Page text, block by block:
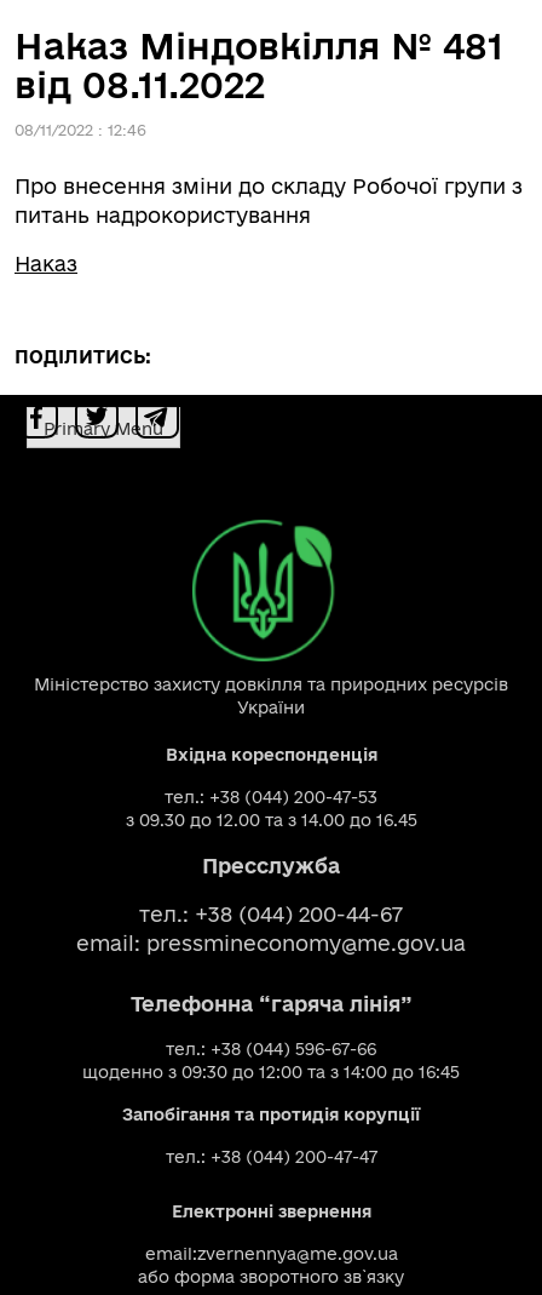
Наказ Міндовкілля № 481
від 08.11.2022
08/11/2022 : 12:46
Про внесення зміни до складу Робочої групи з
питань надрокористування
Наказ
ПОДІЛИТИСЬ:
Primary Menu
Міністерство захисту довкілля та природних ресурсів
України
Вхідна кореспонденція
тел.: +38 (044) 200-47-53
з 09.30 до 12.00 та з 14.00 до 16.45
Пресслужба
тел.: +38 (044) 200-44-67
email: pressmineconomy@me.gov.ua
Телефонна “гаряча лінія”
тел.: +38 (044) 596-67-66
щоденно з 09:30 до 12:00 та з 14:00 до 16:45
Запобігання та протидія корупції
тел.: +38 (044) 200-47-47
Електронні звернення
email:zvernennya@me.gov.ua
або форма зворотного зв`язку